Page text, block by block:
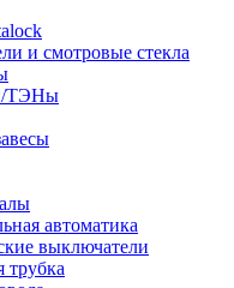
и смотровые стекла
ТЭНы
автоматика
выключатели
трубка